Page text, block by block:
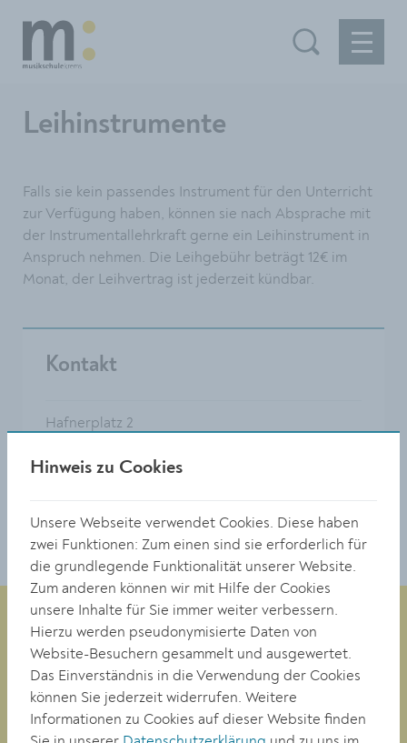
Leihinstrumente
Falls sie kein passendes Instrument für den Unterricht
zur Verfügung haben, können sie nach Absprache mit
der Instrumentallehrkraft gerne ein Leihinstrument in
Anspruch nehmen. Die Leihgebühr beträgt 12€ im
Monat, der Leihvertrag ist jederzeit kündbar.
Kontakt
Hafnerplatz 2
musikschule@krems.gv.at
Musikschule KREMS
A-3500 Krems an der Donau
Hinweis zu Cookies
Unsere Webseite verwendet Cookies. Diese haben
zwei Funktionen: Zum einen sind sie erforderlich für
die grundlegende Funktionalität unserer Website.
Zum anderen können wir mit Hilfe der Cookies
unsere Inhalte für Sie immer weiter verbessern.
Hierzu werden pseudonymisierte Daten von
Website-Besuchern gesammelt und ausgewertet.
Das Einverständnis in die Verwendung der Cookies
können Sie jederzeit widerrufen. Weitere
Informationen zu Cookies auf dieser Website finden